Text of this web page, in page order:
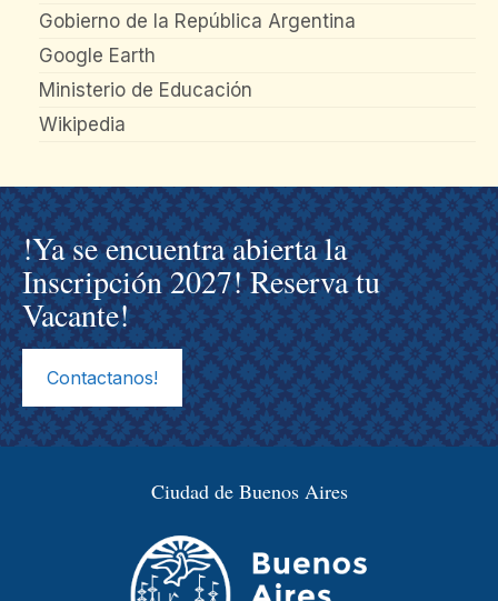
Gobierno de la República Argentina
Google Earth
Ministerio de Educación
Wikipedia
!Ya se encuentra abierta la
Inscripción 2027! Reserva tu
Vacante!
Contactanos!
Ciudad de Buenos Aires